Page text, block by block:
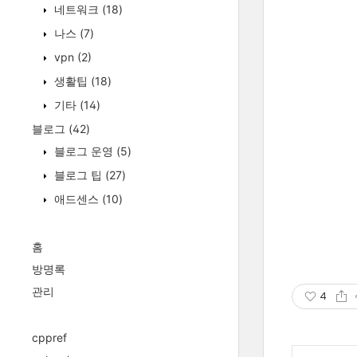
네트워크 (18)
나스 (7)
vpn (2)
생활팁 (18)
기타 (14)
블로그 (42)
블로그 운영 (5)
블로그 팁 (27)
애드센스 (10)
홈
방명록
관리
cppref
4